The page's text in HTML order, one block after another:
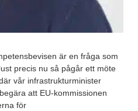
är en fråga som
precis nu så pågår ett möte
vår infrastrukturminister
att EU-kommissionen
för